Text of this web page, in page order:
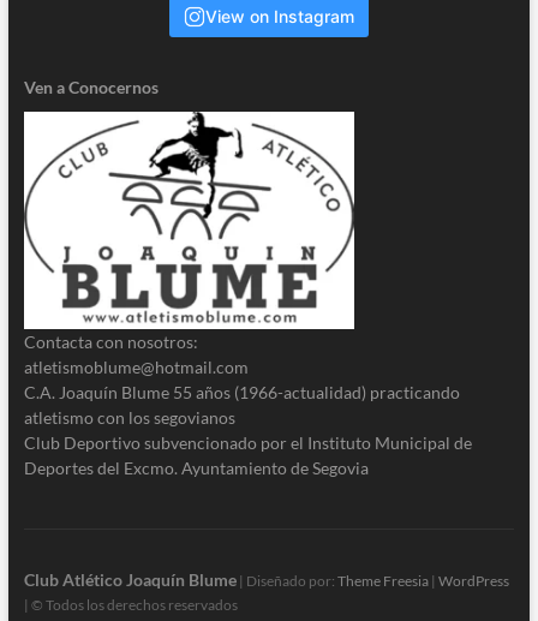
View on Instagram
Ven a Conocernos
Contacta con nosotros:
atletismoblume@hotmail.com
C.A. Joaquín Blume 55 años (1966-actualidad) practicando
atletismo con los segovianos
Club Deportivo subvencionado por el Instituto Municipal de
Deportes del Excmo. Ayuntamiento de Segovia
Club Atlético Joaquín Blume| Diseñado por: Theme Freesia| WordPress
| © Todos los derechos reservados